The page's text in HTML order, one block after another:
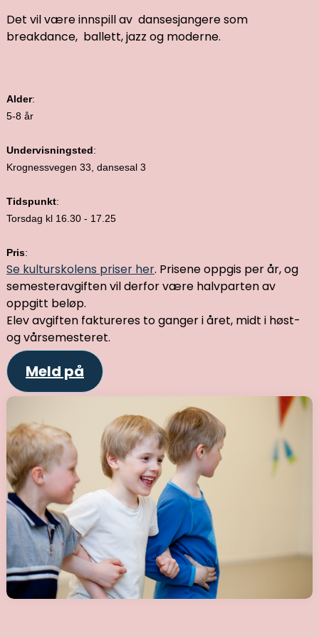
Det vil være innspill av dansesjangere som
breakdance, ballett, jazz og moderne.
Alder:
5-8 år
Undervisningsted:
Krognessvegen 33, dansesal 3
Tidspunkt:
Torsdag kl 16.30 - 17.25
Pris:
Se kulturskolens priser her. Prisene oppgis per år, og
semesteravgiften vil derfor være halvparten av
oppgitt beløp.
Elev avgiften faktureres to ganger i året, midt i høst-
og vårsemesteret.
Meld på